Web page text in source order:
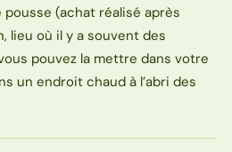
pousse (achat réalisé après
lieu où il y a souvent des
pouvez la mettre dans votre
un endroit chaud à l’abri des